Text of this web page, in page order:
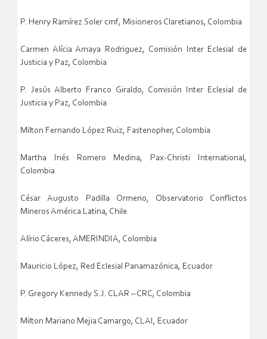
P. Henry Ramírez Soler cmf, Misioneros Claretianos, Colombia
Carmen Alícia Amaya Rodriguez, Comisión Inter Eclesial de
Justicia y Paz, Colombia
P. Jesús Alberto Franco Giraldo, Comisión Inter Eclesial de
Justicia y Paz, Colombia
Milton Fernando López Ruiz, Fastenopher, Colombia
Martha Inés Romero Medina, Pax-Christi International,
Colombia
César Augusto Padilla Ormeno, Observatorio Conflictos
Mineros América Latina, Chile
Alírio Cáceres, AMERINDIA, Colombia
Mauricio López, Red Eclesial Panamazónica, Ecuador
P. Gregory Kennedy S.J. CLAR – CRC, Colombia
Milton Mariano Mejia Camargo, CLAI, Ecuador